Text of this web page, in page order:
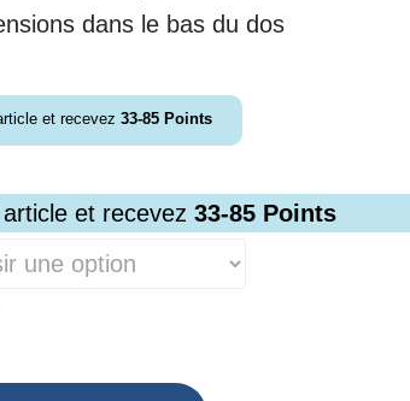
dans le bas du dos
et recevez 33-85 Points
et recevez 33-85 Points